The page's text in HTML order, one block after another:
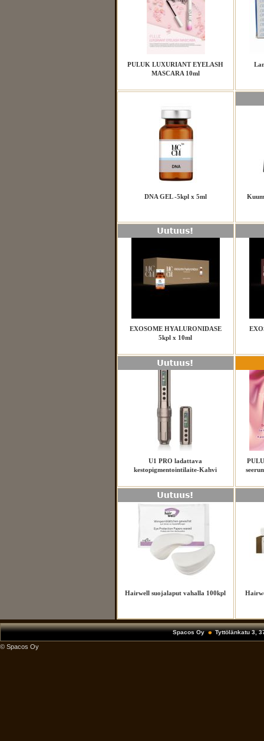
PULUK LUXURIANT EYELASH
MASCARA 10ml
DNA GEL -5kpl x 5ml
EXOSOME HYALURONIDASE
5kpl x 10ml
U1 PRO ladattava
kestopigmentointilaite-Kahvi
Hairwell suojalaput vahalla 100kpl
Spacos Oy Tyttölänkatu 3,
© Spacos Oy